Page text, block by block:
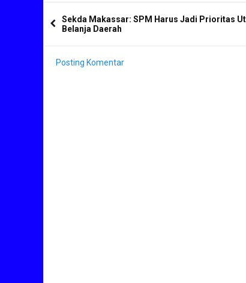
Sekda Makassar: SPM Harus Jadi Prioritas
Belanja Daerah
Posting Komentar